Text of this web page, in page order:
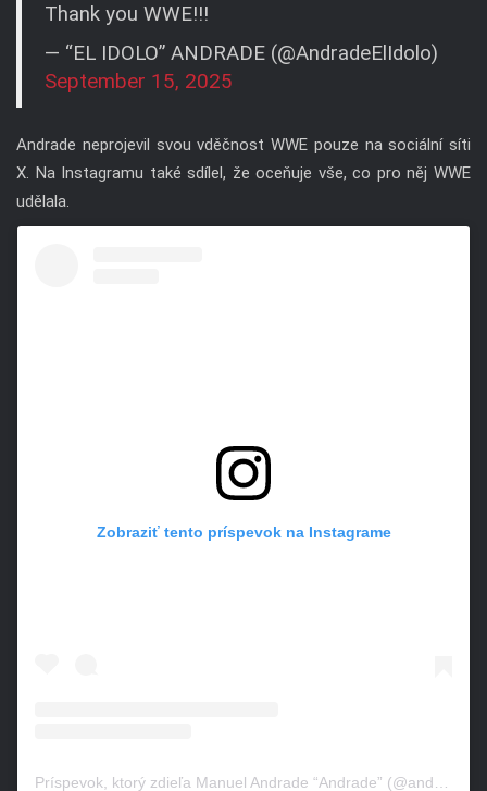
Thank you WWE!!!
— “EL IDOLO” ANDRADE (@AndradeElIdolo)
September 15, 2025
Andrade neprojevil svou vděčnost WWE pouze na sociální síti
X. Na Instagramu také sdílel, že oceňuje vše, co pro něj WWE
udělala.
Zobraziť tento príspevok na Instagrame
Príspevok, ktorý zdieľa Manuel Andrade “Andrade” (@andradealmas)